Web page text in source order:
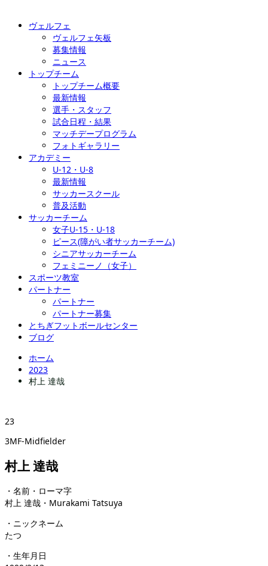
ヴェルフェ
ヴェルフェ矢板
募集情報
ニュース
トップチーム
トップチーム概要
最新情報
選手・スタッフ
試合日程・結果
マッチデープログラム
フォトギャラリー
アカデミー
U-12・U-8
最新情報
サッカースクール
普及活動
サッカーチーム
女子U-15・U-18
ピース(障がい者サッカーチーム)
シニアサッカーチーム
フェミニーノ（女子）
スポーツ教室
パートナー
パートナー
パートナー募集
とちぎフットボールセンター
ブログ
ホーム
2023
村上 達哉
23
3MF-Midfielder
村上 達哉
・名前・ローマ字
村上 達哉・Murakami Tatsuya
・ニックネーム
たつ
・生年月日